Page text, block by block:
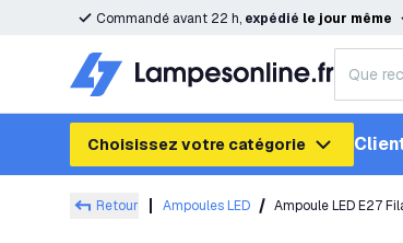
Commandé avant 22 h, expédié le jour même
Choisissez votre catégorie
Retour Ampoules LED